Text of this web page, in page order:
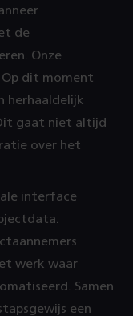
de
Onze
Op dit moment
herhaaldelijk
gaat niet altijd
over het
interface
werk waar
Samen
een